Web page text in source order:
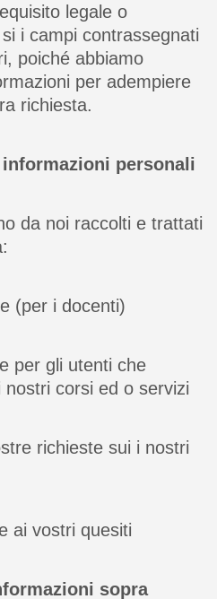
legale o
i campi contrassegnati
poiché abbiamo
per adempiere
richiesta.
personali
da noi raccolti e trattati
(per i docenti)
per gli utenti che
corsi ed o servizi
richieste sui i nostri
ai vostri quesiti
sopra